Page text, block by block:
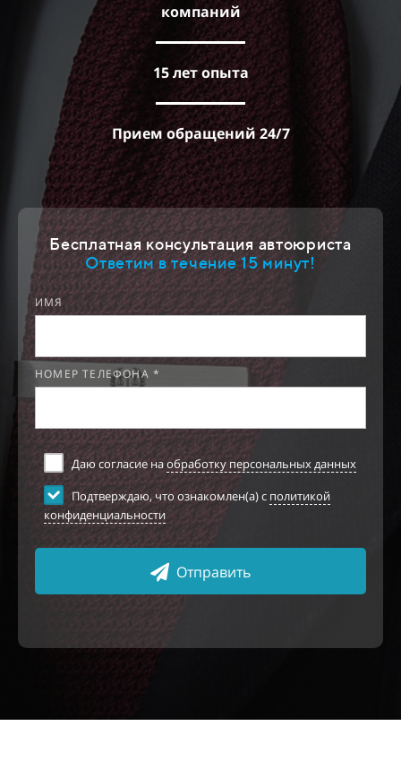
компаний
15 лет опыта
Прием обращений 24/7
Бесплатная консультация автоюриста
Ответим в течение 15 минут!
ИМЯ
НОМЕР ТЕЛЕФОНА *
Даю согласие наобработку персональных данных
Подтверждаю, что ознакомлен(а) с политикой
конфиденциальности
Отправить